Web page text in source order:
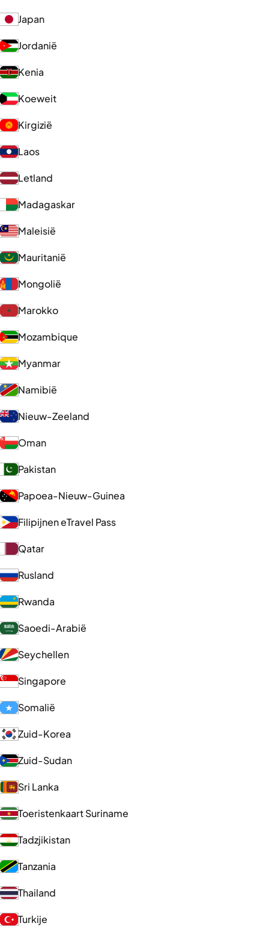
Japan
Jordanië
Kenia
Koeweit
Kirgizië
Laos
Letland
Madagaskar
Maleisië
Mauritanië
Mongolië
Marokko
Mozambique
Myanmar
Namibië
Nieuw-Zeeland
Oman
Pakistan
Papoea-Nieuw-Guinea
Filipijnen eTravel Pass
Qatar
Rusland
Rwanda
Saoedi-Arabië
Seychellen
Singapore
Somalië
Zuid-Korea
Zuid-Sudan
Sri Lanka
Toeristenkaart Suriname
Tadzjikistan
Tanzania
Thailand
Turkije